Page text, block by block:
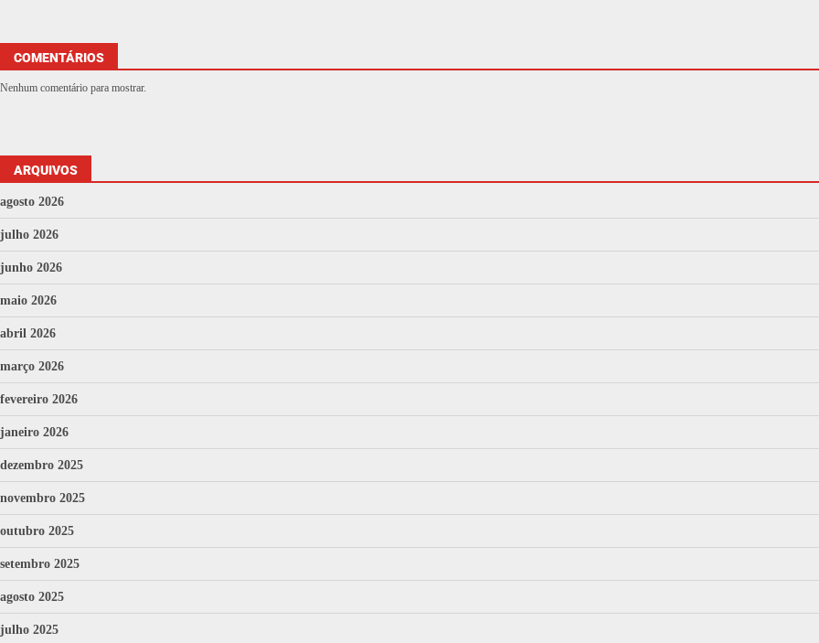
COMENTÁRIOS
Nenhum comentário para mostrar.
ARQUIVOS
agosto 2026
julho 2026
junho 2026
maio 2026
abril 2026
março 2026
fevereiro 2026
janeiro 2026
dezembro 2025
novembro 2025
outubro 2025
setembro 2025
agosto 2025
julho 2025